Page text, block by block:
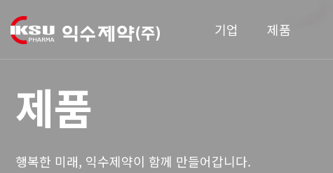
기업 제품
제품
행복한 미래, 익수제약이 함께 만들어갑니다.